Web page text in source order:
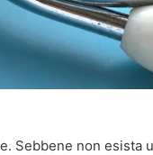
Sebbene non esista